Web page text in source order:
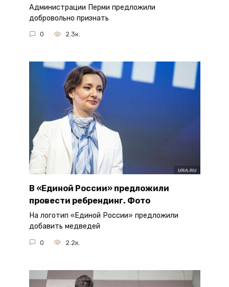
Администрации Перми предложили
добровольно признать
0 2.3к.
В «Единой России» предложили
провести ребрендинг. Фото
На логотип «Единой России» предложили
добавить медведей
0 2.2к.